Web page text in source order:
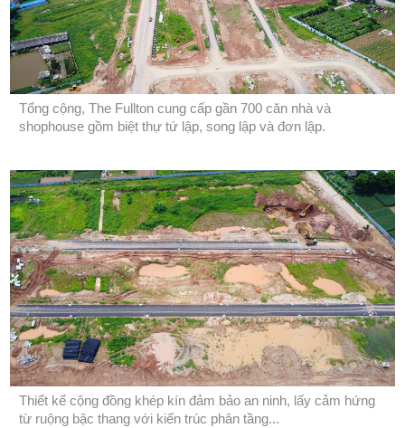
Tổng cộng, The Fullton cung cấp gần 700 căn nhà và
shophouse gồm biệt thự tứ lập, song lập và đơn lập.
Thiết kế cộng đồng khép kín đảm bảo an ninh, lấy cảm hứng
từ ruộng bậc thang với kiến trúc phân tầng...